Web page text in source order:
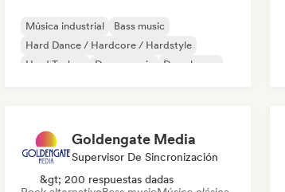
Música industrial
Bass music
Hard Dance / Hardcore / Hardstyle
Hard Techno
Dance music
Deep house
Goldengate Media
Supervisor De Sincronización
&gt; 200 respuestas dadas